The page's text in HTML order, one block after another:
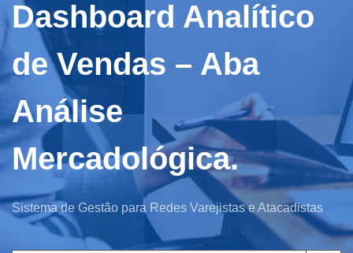
Dashboard Analítico
de Vendas – Aba
Análise
Mercadológica.
Sistema de Gestão para Redes Varejistas e Atacadistas